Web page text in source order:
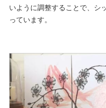
いように調整することで、シ
っています。